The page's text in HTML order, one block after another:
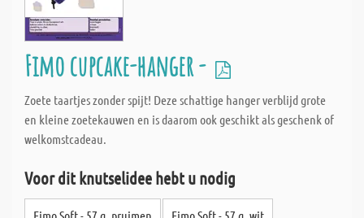
Fimo cupcake-hanger -
Zoete taartjes zonder spijt! Deze schattige hanger verblijd grote
en kleine zoetekauwen en is daarom ook geschikt als geschenk of
welkomstcadeau.
Voor dit knutselidee hebt u nodig